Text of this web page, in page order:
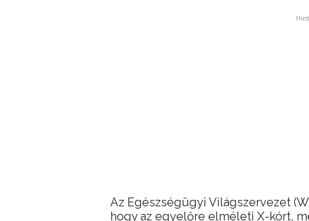
Az Egészségügyi Világszervezet
hogy az egyelőre elméleti X-kórt,